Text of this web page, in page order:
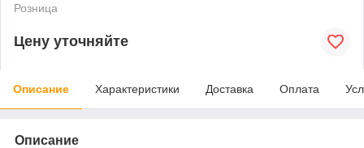
Розница
Цену уточняйте
Описание Характеристики Доставка Оплата
Описание